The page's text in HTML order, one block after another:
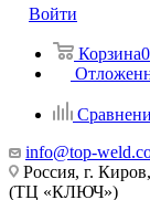
Войти
Корзина0
info@top-
Россия, г.
(ТЦ «КЛЮЧ»)